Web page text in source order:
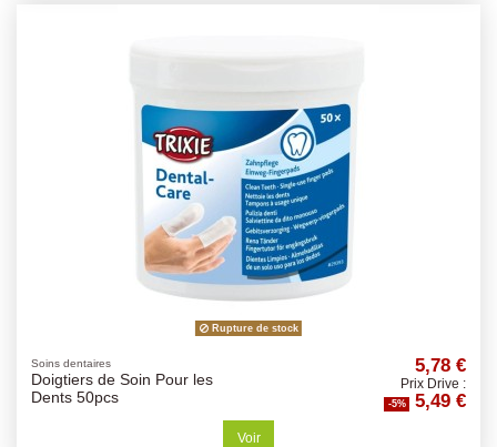
Rupture de stock
Soins dentaires
Doigtiers de Soin Pour les
Dents 50pcs
5,78 €
Prix Drive :
-5% 5,49 €
Voir